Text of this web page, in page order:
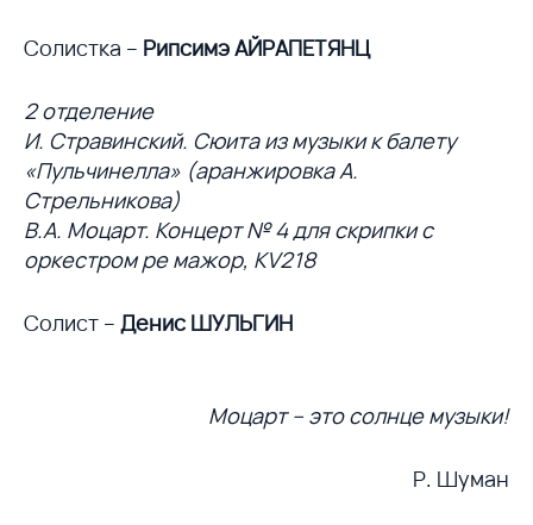
Солистка – Рипсимэ АЙРАПЕТЯНЦ
2 отделение
И. Стравинский. Сюита из музыки к балету
«Пульчинелла» (аранжировка А.
Стрельникова)
В.А. Моцарт. Концерт № 4 для скрипки с
оркестром ре мажор, KV218
Солист – Денис ШУЛЬГИН
Моцарт – это солнце музыки!
Р. Шуман